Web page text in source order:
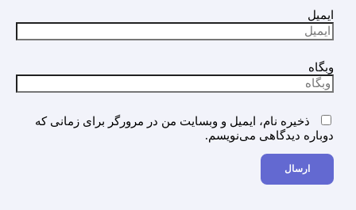
ایمیل
وبگاه
ذخیره نام، ایمیل و وبسایت من در مرورگر برای زمانی که
دوباره دیدگاهی می‌نویسم.